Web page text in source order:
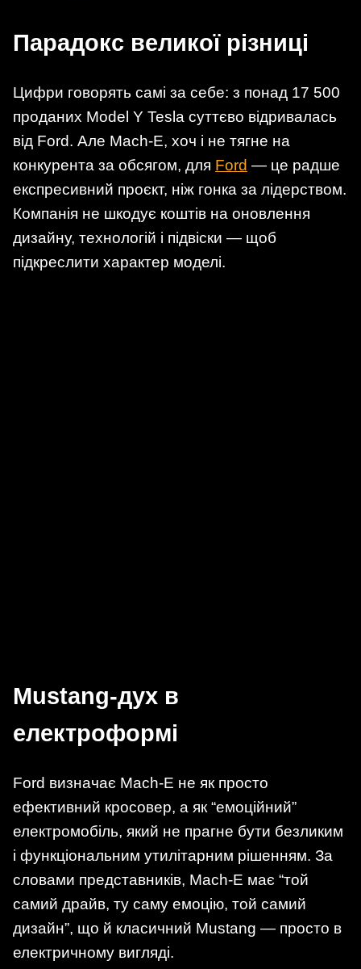
Парадокс великої різниці
Цифри говорять самі за себе: з понад 17 500
проданих Model Y Tesla суттєво відривалась
від Ford. Але Mach-E, хоч і не тягне на
конкурента за обсягом, для Ford — це радше
експресивний проєкт, ніж гонка за лідерством.
Компанія не шкодує коштів на оновлення
дизайну, технологій і підвіски — щоб
підкреслити характер моделі.
Mustang-дух в
електроформі
Ford визначає Mach-E не як просто
ефективний кросовер, а як “емоційний”
електромобіль, який не прагне бути безликим
і функціональним утилітарним рішенням. За
словами представників, Mach-E має “той
самий драйв, ту саму емоцію, той самий
дизайн”, що й класичний Mustang — просто в
електричному вигляді.